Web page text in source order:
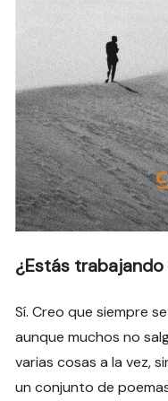
¿Estás
Sí. Creo que siempre
aunque muchos no
varias cosas a la vez,
un conjunto de